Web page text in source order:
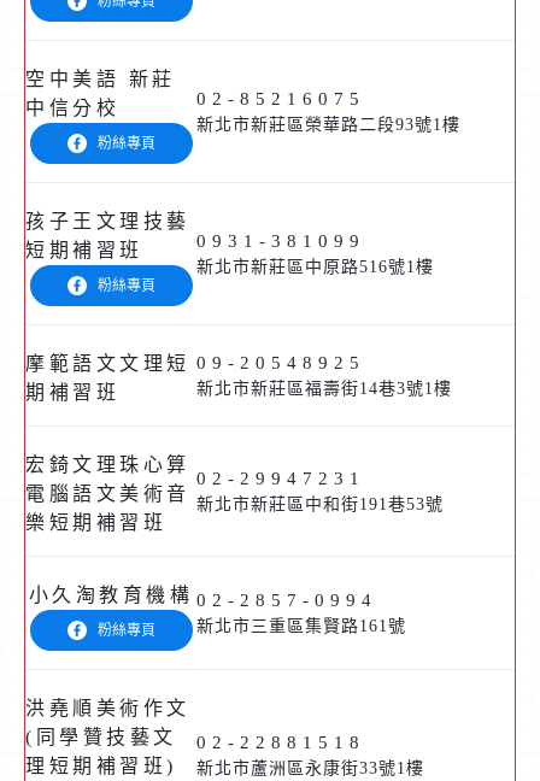
空中美語 新莊
中信分校
粉絲專頁
02-85216075
新北市新莊區榮華路二段93號1樓
孩子王文理技藝
短期補習班
粉絲專頁
0931-381099
新北市新莊區中原路516號1樓
摩範語文文理短
期補習班
09-20548925
新北市新莊區福壽街14巷3號1樓
宏錡文理珠心算
電腦語文美術音
樂短期補習班
02-29947231
新北市新莊區中和街191巷53號
小久淘教育機構
粉絲專頁
02-2857-0994
新北市三重區集賢路161號
洪堯順美術作文
(同學贊技藝文
理短期補習班)
02-22881518
新北市蘆洲區永康街33號1樓